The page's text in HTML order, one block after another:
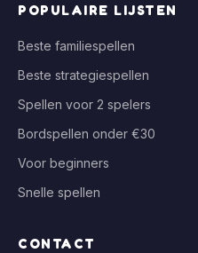
POPULAIRE LIJSTEN
Beste familiespellen
Beste strategiespellen
Spellen voor 2 spelers
Bordspellen onder €30
Voor beginners
Snelle spellen
CONTACT